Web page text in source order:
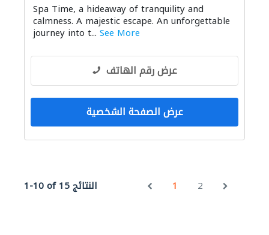
Spa Time, a hideaway of tranquility and
calmness. A majestic escape. An unforgettable
journey into t... See More
عرض رقم الهاتف
عرض الصفحة الشخصية
1-10 of 15 النتائج 1 2